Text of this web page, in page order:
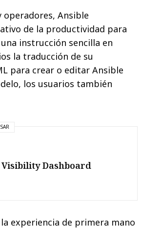
operadores, Ansible
de la productividad para
instrucción sencilla en
la traducción de su
para crear o editar Ansible
los usuarios también
Dashboard
experiencia de primera mano